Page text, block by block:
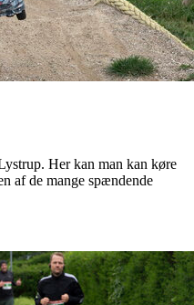
Her kan man kan køre
af de mange spændende